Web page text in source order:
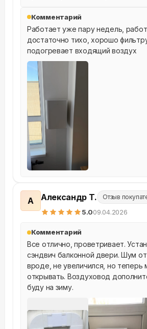
Комментарий
Работает уже пару недель,
достаточно тихо, хорошо
подогревает входящий воздух
А Александр Т. Отзыв
5.009.04.2026
Комментарий
Все отлично, проветривает.
сэндвич балконной двери. Шум от
вроде, не увеличился, но теперь
открывать. Воздуховод
буду на зиму.